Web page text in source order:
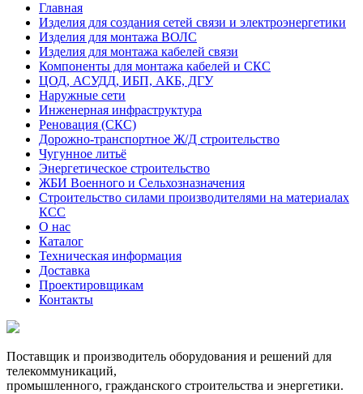
Главная
Изделия для создания сетей связи и электроэнергетики
Изделия для монтажа ВОЛС
Изделия для монтажа кабелей связи
Компоненты для монтажа кабелей и СКС
ЦОД, АСУДД, ИБП, АКБ, ДГУ
Наружные сети
Инженерная инфраструктура
Реновация (СКС)
Дорожно-транспортное Ж/Д строительство
Чугунное литьё
Энергетическое строительство
ЖБИ Военного и Сельхозназначения
Строительство силами производителями на материалах
КСС
О нас
Каталог
Техническая информация
Доставка
Проектировщикам
Контакты
Поставщик и производитель оборудования и решений для
телекоммуникаций,
промышленного, гражданского строительства и энергетики.